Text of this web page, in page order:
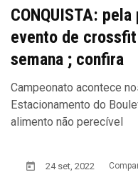
CONQUISTA:
evento de
semana ; confira
Campeonato acontece
Estacionamento do
alimento não perecível
24 set, 2022